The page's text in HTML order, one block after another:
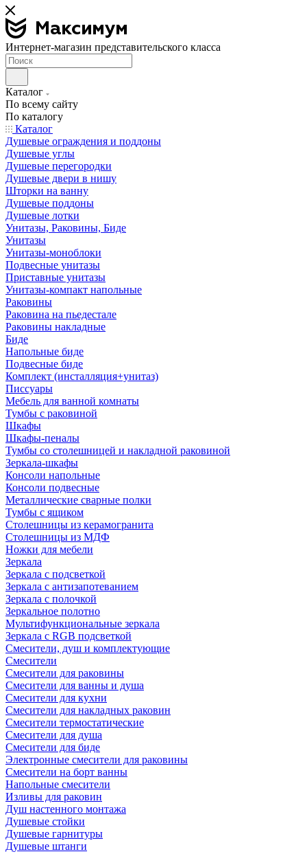
Интернет-магазин представительского класса
Каталог
По всему сайту
По каталогу
Каталог
Душевые ограждения и поддоны
Душевые углы
Душевые перегородки
Душевые двери в нишу
Шторки на ванну
Душевые поддоны
Душевые лотки
Унитазы, Раковины, Биде
Унитазы
Унитазы-моноблоки
Подвесные унитазы
Приставные унитазы
Унитазы-компакт напольные
Раковины
Раковина на пьедестале
Раковины накладные
Биде
Напольные биде
Подвесные биде
Комплект (инсталляция+унитаз)
Писсуары
Мебель для ванной комнаты
Тумбы с раковиной
Шкафы
Шкафы-пеналы
Тумбы со столешницей и накладной раковиной
Зеркала-шкафы
Консоли напольные
Консоли подвесные
Металлические сварные полки
Тумбы с ящиком
Столешницы из керамогранита
Столешницы из МДФ
Ножки для мебели
Зеркала
Зеркала с подсветкой
Зеркала с антизапотеванием
Зеркала с полочкой
Зеркальное полотно
Мультифункциональные зеркала
Зеркала c RGB подсветкой
Смесители, душ и комплектующие
Смесители
Смесители для раковины
Смесители для ванны и душа
Смесители для кухни
Смесители для накладных раковин
Смесители термостатические
Смесители для душа
Смесители для биде
Электронные смесители для раковины
Смесители на борт ванны
Напольные смесители
Изливы для раковин
Душ настенного монтажа
Душевые стойки
Душевые гарнитуры
Душевые штанги